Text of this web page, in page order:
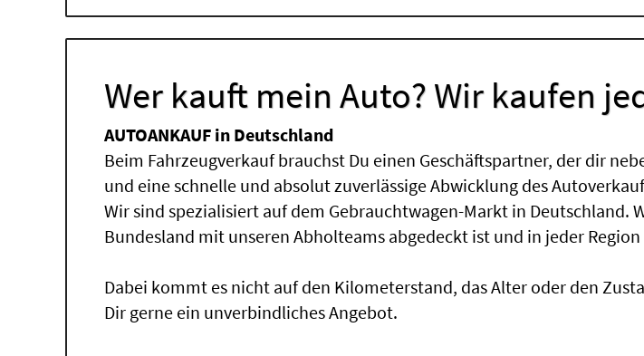
Wer kauft mein Auto? Wir kaufen
AUTOANKAUF in Deutschland
Beim Fahrzeugverkauf brauchst Du einen Geschäftspartner, der dir
und eine schnelle und absolut zuverlässige Abwicklung des
Wir sind spezialisiert auf dem Gebrauchtwagen-Markt in Deutschland.
Bundesland mit unseren Abholteams abgedeckt ist und in jeder
Dabei kommt es nicht auf den Kilometerstand, das Alter oder den
Dir gerne ein unverbindliches Angebot.